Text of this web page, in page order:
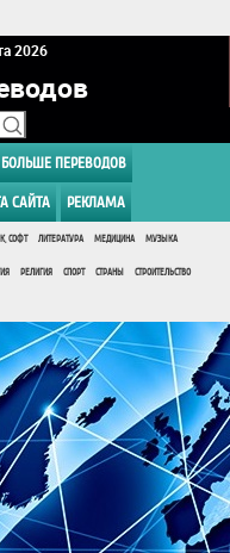
2026
БОЛЬШЕ ПЕРЕВОДОВ
САЙТА РЕКЛАМА
СОФТ ЛИТЕРАТУРА МЕДИЦИНА МУЗЫКА
РЕЛИГИЯ СПОРТ СТРАНЫ СТРОИТЕЛЬСТВО